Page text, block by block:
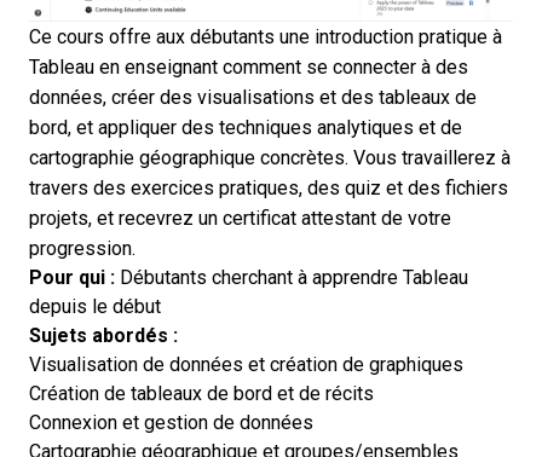
Ce cours offre aux débutants une introduction pratique à
Tableau en enseignant comment se connecter à des
données, créer des visualisations et des tableaux de
bord, et appliquer des techniques analytiques et de
cartographie géographique concrètes. Vous travaillerez à
travers des exercices pratiques, des quiz et des fichiers
projets, et recevrez un certificat attestant de votre
progression.
Pour qui : Débutants cherchant à apprendre Tableau
depuis le début
Sujets abordés :
Visualisation de données et création de graphiques
Création de tableaux de bord et de récits
Connexion et gestion de données
Cartographie géographique et groupes/ensembles